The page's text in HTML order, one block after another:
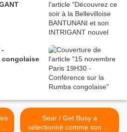
congolaise
Sear / Get Busy a
sélectionné comme son du